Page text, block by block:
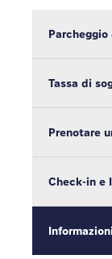
Tassa di
Prenotare
Check-in e